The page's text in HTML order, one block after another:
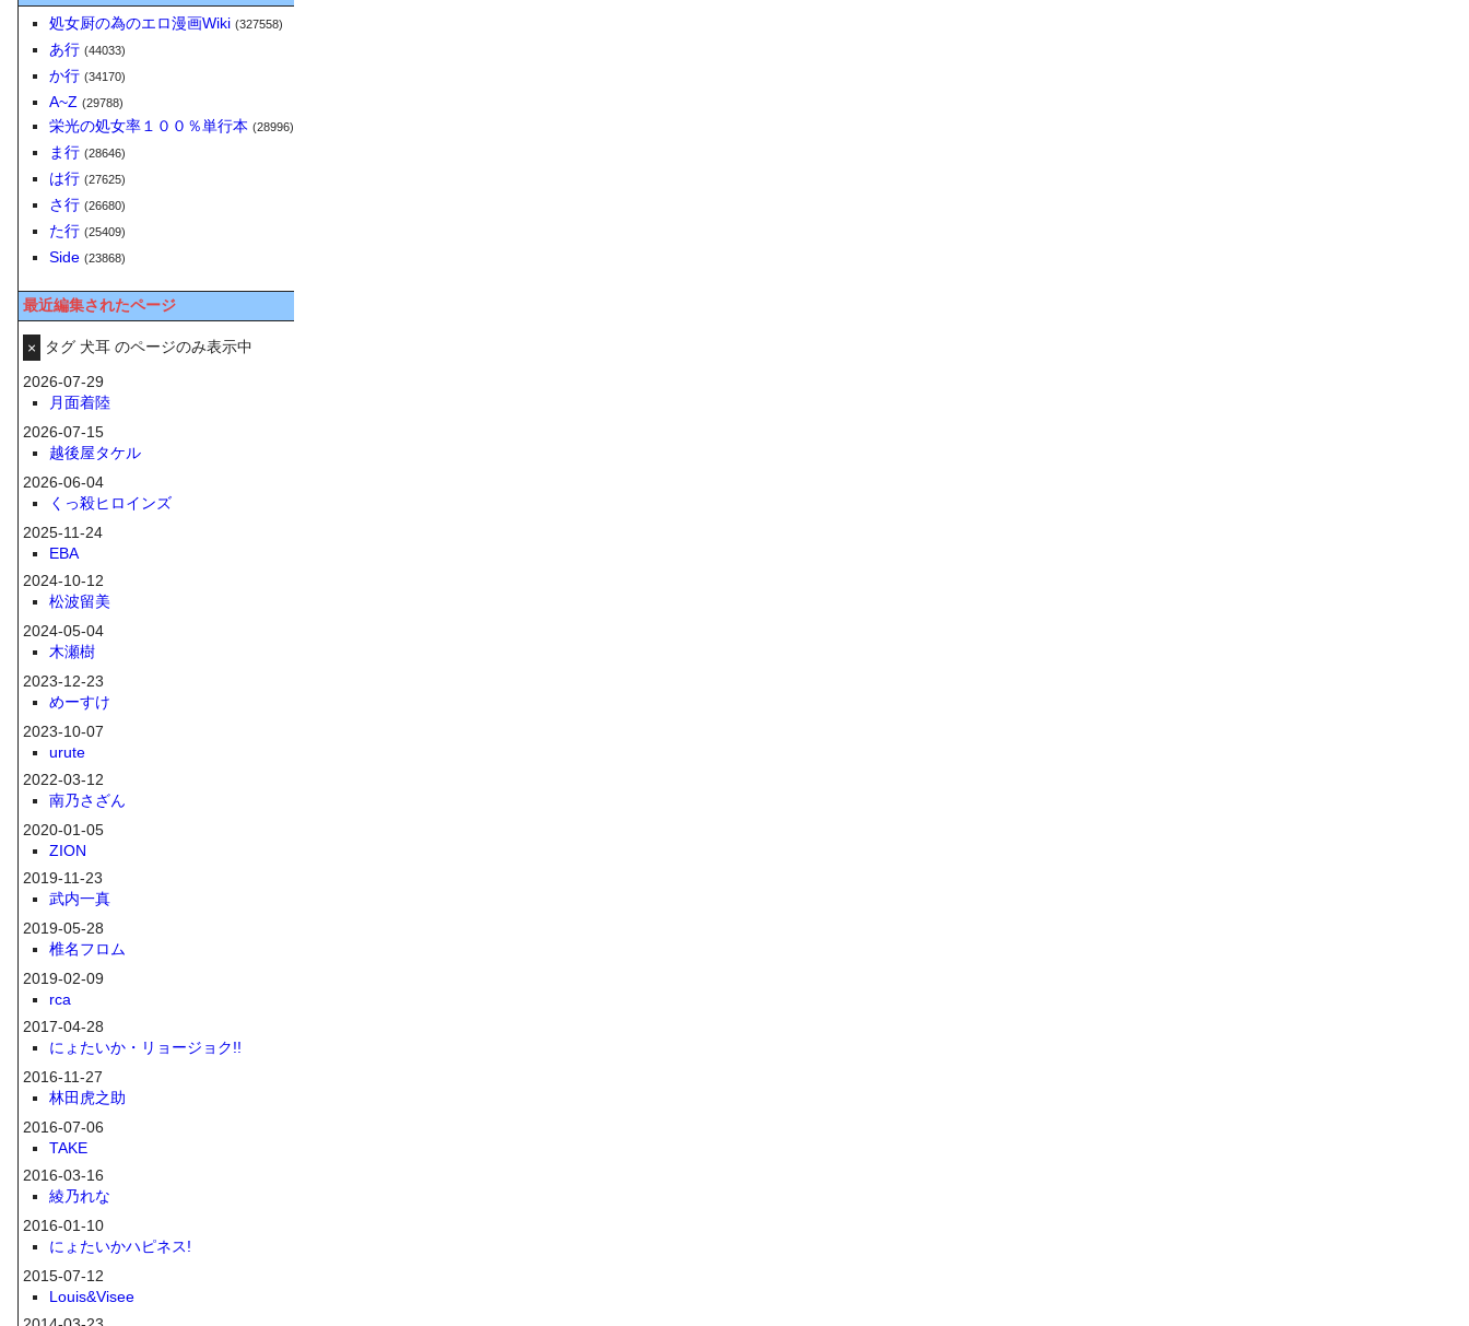
処女厨の為のエロ漫画Wiki (327558)
あ行 (44033)
か行 (34170)
A~Z (29788)
栄光の処女率１００％単行本 (28996)
ま行 (28646)
は行 (27625)
さ行 (26680)
た行 (25409)
Side (23868)
最近編集されたページ
× タグ 犬耳 のページのみ表示中
2026-07-29
月面着陸
2026-07-15
越後屋タケル
2026-06-04
くっ殺ヒロインズ
2025-11-24
EBA
2024-10-12
松波留美
2024-05-04
木瀬樹
2023-12-23
めーすけ
2023-10-07
urute
2022-03-12
南乃さざん
2020-01-05
ZION
2019-11-23
武内一真
2019-05-28
椎名フロム
2019-02-09
rca
2017-04-28
にょたいか・リョージョク!!
2016-11-27
林田虎之助
2016-07-06
TAKE
2016-03-16
綾乃れな
2016-01-10
にょたいかハピネス!
2015-07-12
Louis&Visee